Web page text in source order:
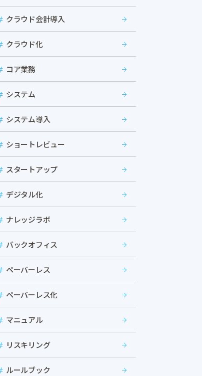
クラウド会計導入
クラウド化
コア業務
システム
システム導入
ショートレビュー
スタートアップ
デジタル化
ナレッジラボ
バックオフィス
ペーパーレス
ペーパーレス化
マニュアル
リスキリング
ルールブック